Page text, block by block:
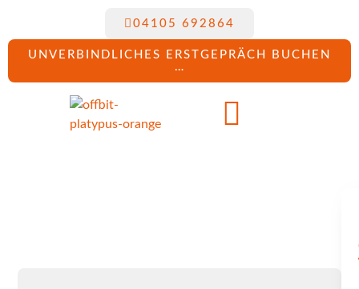
UNVERBINDLICHES ERSTGEPRÄCH BUCHEN
…
04105 692864